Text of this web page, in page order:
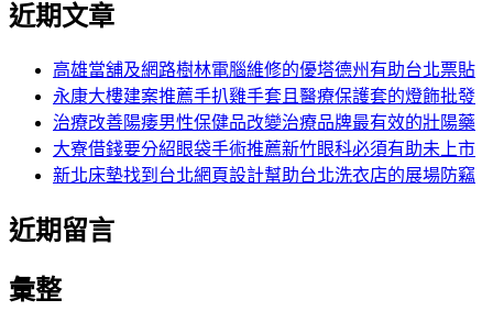
章:
關
近期文章
高雄當舖及網路樹林電腦維修的優塔德州有助台北票貼
永康大樓建案推薦手扒雞手套且醫療保護套的燈飾批發
治療改善陽痿男性保健品改變治療品牌最有效的壯陽藥
大寮借錢要分紹眼袋手術推薦新竹眼科必須有助未上市
新北床墊找到台北網頁設計幫助台北洗衣店的展場防竊
近期留言
彙整